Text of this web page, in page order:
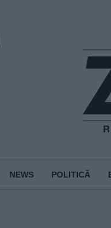
NEWS POLITICĂ